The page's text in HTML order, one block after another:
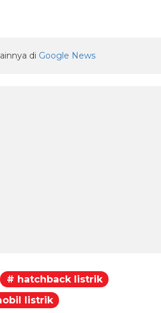
di Google News
# hatchback listrik
listrik